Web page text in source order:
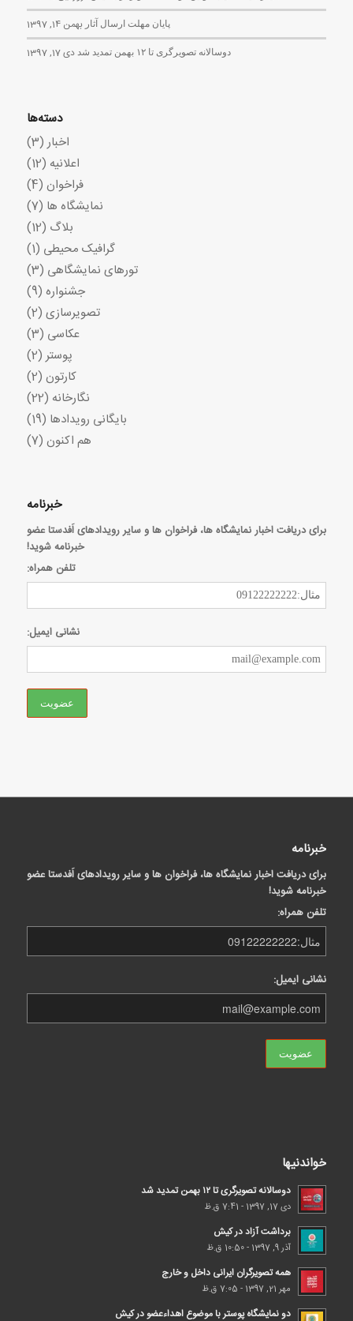
پایان مهلت ارسال آثار بهمن 14, 1397
دوسالانه تصویرگری تا ۱۲ بهمن تمدید شد دی 17, 1397
دسته‌ها
اخبار (3)
اعلانیه (12)
فراخوان (4)
نمایشگاه ها (7)
بلاگ (12)
گرافیک محیطی (1)
تورهای نمایشگاهی (3)
جشنواره (9)
تصویرسازی (2)
عکاسی (3)
پوستر (2)
کارتون (2)
نگارخانه (22)
بایگانی رویدادها (19)
هم اکنون (7)
خبرنامه
برای دریافت اخبار نمایشگاه ها، فراخوان ها و سایر رویدادهای اَفدستا عضو
خبرنامه شوید!
تلفن همراه:
نشانی ایمیل:
خبرنامه
برای دریافت اخبار نمایشگاه ها، فراخوان ها و سایر رویدادهای اَفدستا عضو
خبرنامه شوید!
تلفن همراه:
نشانی ایمیل:
خواندنیها
دوسالانه تصویرگری تا ۱۲ بهمن تمدید شد
دی 17, 1397 - 7:41 ق.ظ
برداشت آزاد در کیش
آذر 9, 1397 - 10:50 ق.ظ
همه تصویرگران ایرانی داخل و خارج
مهر 21, 1397 - 7:05 ق.ظ
دو نمایشگاه پوستر با موضوع اهداء‌عضو در کیش